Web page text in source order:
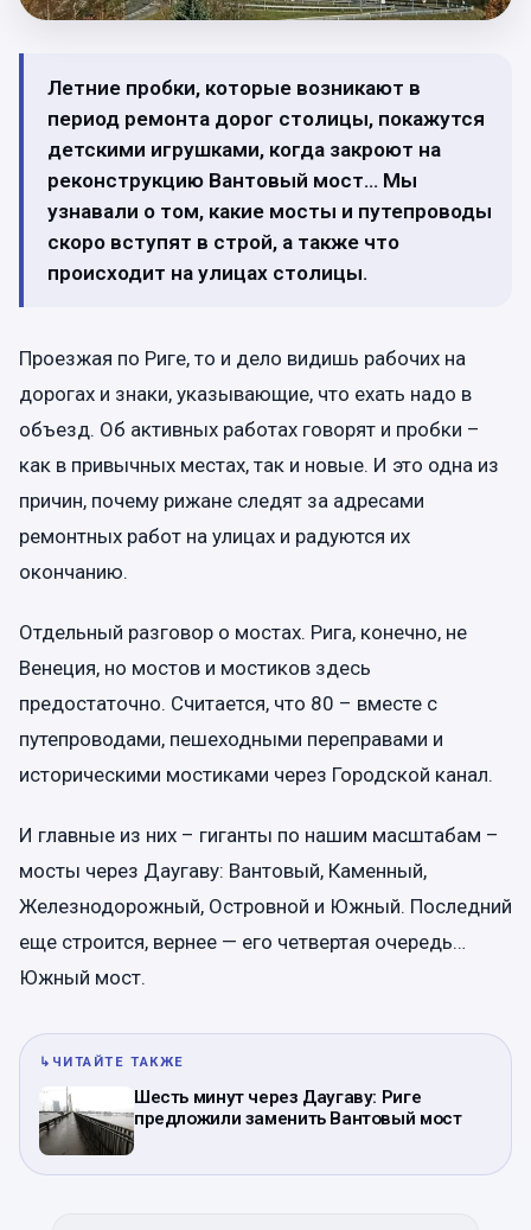
Летние пробки, которые возникают в
период ремонта дорог столицы, покажутся
детскими игрушками, когда закроют на
реконструкцию Вантовый мост… Мы
узнавали о том, какие мосты и путепроводы
скоро вступят в строй, а также что
происходит на улицах столицы.
Проезжая по Риге, то и дело видишь рабочих на
дорогах и знаки, указывающие, что ехать надо в
объезд. Об активных работах говорят и пробки –
как в привычных местах, так и новые. И это одна из
причин, почему рижане следят за адресами
ремонтных работ на улицах и радуются их
окончанию.
Отдельный разговор о мостах. Рига, конечно, не
Венеция, но мостов и мостиков здесь
предостаточно. Считается, что 80 – вместе с
путепроводами, пешеходными переправами и
историческими мостиками через Городской канал.
И главные из них – гиганты по нашим масштабам –
мосты через Даугаву: Вантовый, Каменный,
Железнодорожный, Островной и Южный. Последний
еще строится, вернее — его четвертая очередь…
Южный мост.
↳ ЧИТАЙТЕ ТАКЖЕ
Шесть минут через Даугаву: Риге
предложили заменить Вантовый мост